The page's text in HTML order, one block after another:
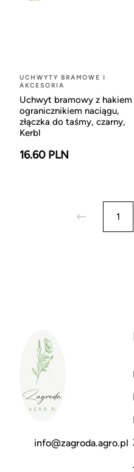
UCHWYTY BRAMOWE I
AKCESORIA
Uchwyt bramowy z hakiem
ogranicznikiem naciągu,
złączka do taśmy, czarny,
Kerbl
16.60 PLN
1
info@zagroda.agro.pl